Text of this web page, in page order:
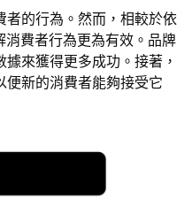
者的行為。然而，相較於依
消費者行為更為有效。品牌
來獲得更多成功。接著，
便新的消費者能夠接受它